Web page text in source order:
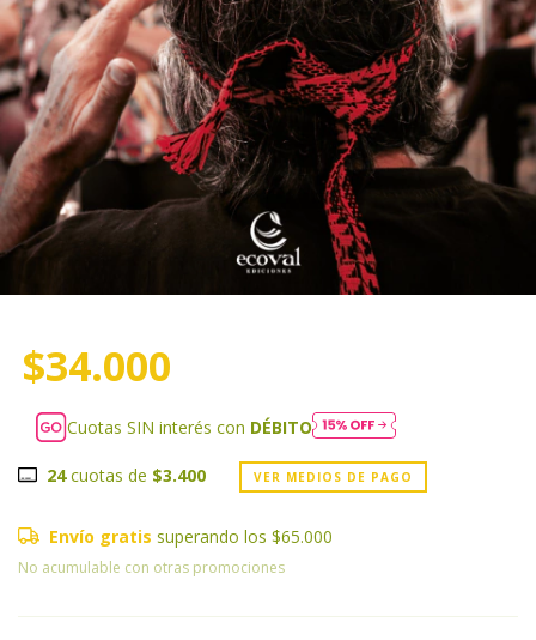
$34.000
Cuotas SIN interés con DÉBITO
24cuotas de $3.400 VER MEDIOS DE PAGO
Envío gratis superando los $65.000
No acumulable con otras promociones